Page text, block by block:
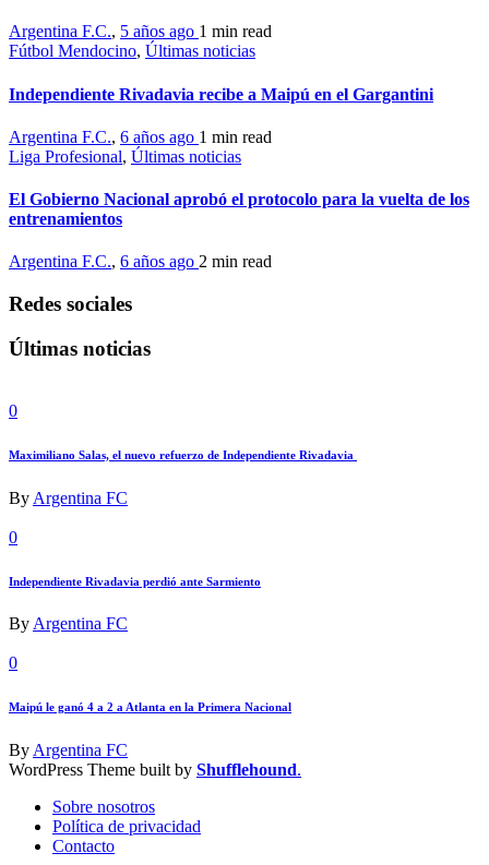
Argentina F.C., 5 años ago 1 min read
Fútbol Mendocino, Últimas noticias
Independiente Rivadavia recibe a Maipú en el Gargantini
Argentina F.C., 6 años ago 1 min read
Liga Profesional, Últimas noticias
El Gobierno Nacional aprobó el protocolo para la vuelta de los
entrenamientos
Argentina F.C., 6 años ago 2 min read
Redes sociales
Últimas noticias
0
Maximiliano Salas, el nuevo refuerzo de Independiente Rivadavia
By Argentina FC
0
Independiente Rivadavia perdió ante Sarmiento
ByArgentina FC
0
Maipú le ganó 4 a 2 a Atlanta en la Primera Nacional
ByArgentina FC
WordPress Theme built by Shufflehound.
Sobre nosotros
Política de privacidad
Contacto